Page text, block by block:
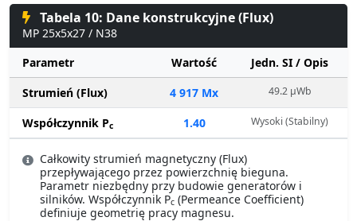
Tabela 10: Dane konstrukcyjne (Flux)
MP 25x5x27 / N38
Parametr
Wartość
Jedn. SI / Opis
Strumień (Flux)
4 917 Mx 49.2 µWb
Współczynnik Pc 1.40 Wysoki (Stabilny)
Całkowity strumień magnetyczny (Flux)
przepływającego przez powierzchnię bieguna.
Parametr niezbędny przy budowie generatorów i
silników. Współczynnik Pc (Permeance Coefficient)
definiuje geometrię pracy magnesu.